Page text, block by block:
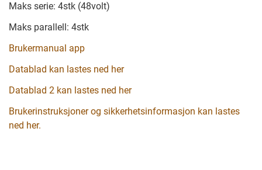
Maks serie: 4stk (48volt)
Maks parallell: 4stk
Brukermanual app
Datablad kan lastes ned her
Datablad 2 kan lastes ned her
Brukerinstruksjoner og sikkerhetsinformasjon kan lastes
ned her.